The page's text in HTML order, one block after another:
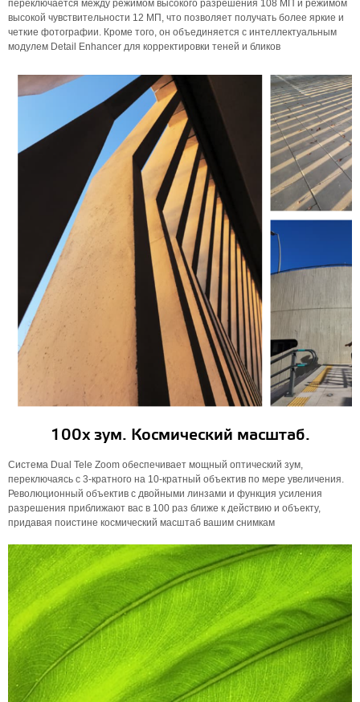
переключается между режимом высокого разрешения 108 МП и режимом
высокой чувствительности 12 МП, что позволяет получать более яркие и
четкие фотографии. Кроме того, он объединяется с интеллектуальным
модулем Detail Enhancer для корректировки теней и бликов
100x зум. Космический масштаб.
Система Dual Tele Zoom обеспечивает мощный оптический зум,
переключаясь с 3-кратного на 10-кратный объектив по мере увеличения.
Революционный объектив с двойными линзами и функция усиления
разрешения приближают вас в 100 раз ближе к действию и объекту,
придавая поистине космический масштаб вашим снимкам